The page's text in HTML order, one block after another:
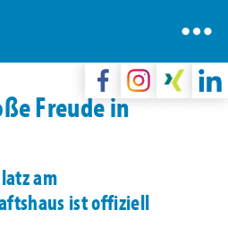
Freude in
am
ist offiziell